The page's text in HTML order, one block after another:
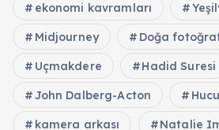
ekonomi kavramları
Midjourney Doğa
Uçmakdere Hadid Suresi
John Dalberg-Acton
kamera arkası Natalie